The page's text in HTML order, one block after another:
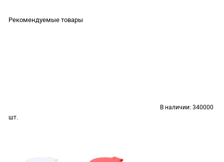
Рекомендуемые товары
В наличии: 340000
шт.